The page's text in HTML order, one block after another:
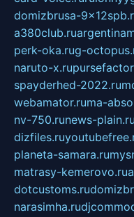
domizbrusa-
a380club.ru
perk-oka.rug-
naruto-x.ru
spayderhed-2022.ru
webamator.ruma-
nv-750.runews-plain.ru
dizfiles.ru
planeta-samara.ru
matrasy-kemerovo.ru
dotcustoms.ru
narasimha.ru